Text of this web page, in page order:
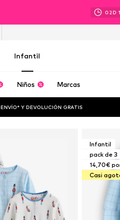
02D
Infantil
Niños Marcas
ENVÍO* Y DEVOLUCIÓN GRATIS
Infantil
pack de 3
14,70€
Casi